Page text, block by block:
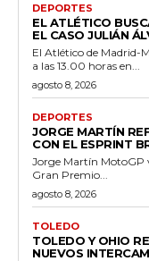
DEPORTES
EL ATLÉTICO
EL CASO JULIÁN
El Atlético de Madrid-
a las 13.00 horas en...
agosto 8, 2026
DEPORTES
JORGE MARTÍN
CON EL ESPRINT
Jorge Martín MotoGP
Gran Premio...
agosto 8, 2026
TOLEDO
TOLEDO Y OHIO
NUEVOS